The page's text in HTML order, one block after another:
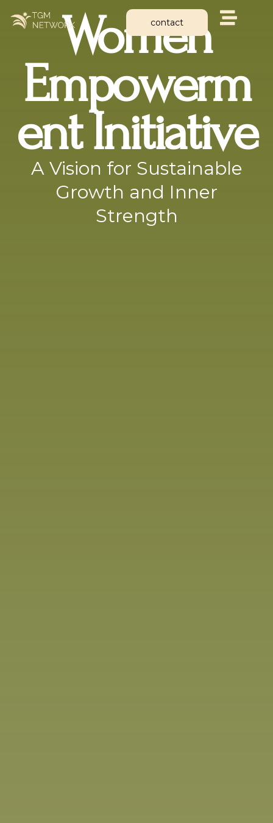
contact
Women
Empowerm
Ent Initiative
A Vision for Sustainable
Growth and Inner
Strength